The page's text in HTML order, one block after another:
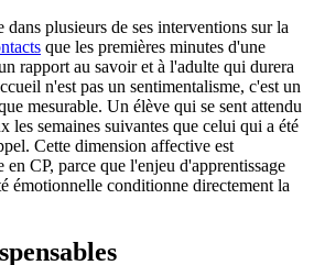
plusieurs de ses interventions sur la
que les premières minutes d'une
rapport au savoir et à l'adulte qui durera
n'est pas un sentimentalisme, c'est un
mesurable. Un élève qui se sent attendu
les semaines suivantes que celui qui a été
Cette dimension affective est
CP, parce que l'enjeu d'apprentissage
émotionnelle conditionne directement la